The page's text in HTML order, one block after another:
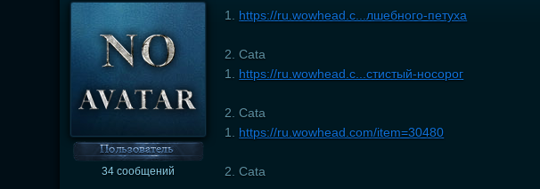
34 сообщений
1. https://ru.wowhead.c...лшебного-петуха
2. Cata
1. https://ru.wowhead.c...стистый-носорог
2. Cata
1. https://ru.wowhead.com/item=30480
2. Cata